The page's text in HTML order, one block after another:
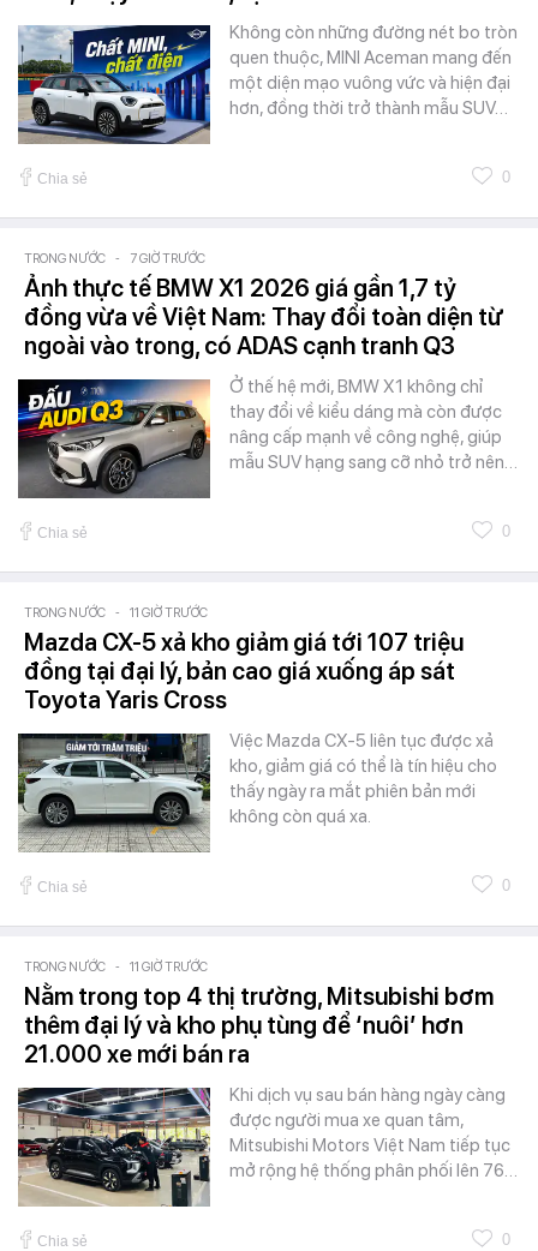
Không còn những đường nét bo tròn
quen thuộc, MINI Aceman mang đến
một diện mạo vuông vức và hiện đại
hơn, đồng thời trở thành mẫu SUV…
Chia sẻ 0
TRONG NƯỚC - 7 GIỜ TRƯỚC
Ảnh thực tế BMW X1 2026 giá gần 1,7 tỷ
đồng vừa về Việt Nam: Thay đổi toàn diện từ
ngoài vào trong, có ADAS cạnh tranh Q3
Ở thế hệ mới, BMW X1 không chỉ
thay đổi về kiểu dáng mà còn được
nâng cấp mạnh về công nghệ, giúp
mẫu SUV hạng sang cỡ nhỏ trở nên…
Chia sẻ 0
TRONG NƯỚC - 11 GIỜ TRƯỚC
Mazda CX-5 xả kho giảm giá tới 107 triệu
đồng tại đại lý, bản cao giá xuống áp sát
Toyota Yaris Cross
Việc Mazda CX-5 liên tục được xả
kho, giảm giá có thể là tín hiệu cho
thấy ngày ra mắt phiên bản mới
không còn quá xa.
Chia sẻ 0
TRONG NƯỚC - 11 GIỜ TRƯỚC
Nằm trong top 4 thị trường, Mitsubishi bơm
thêm đại lý và kho phụ tùng để ‘nuôi’ hơn
21.000 xe mới bán ra
Khi dịch vụ sau bán hàng ngày càng
được người mua xe quan tâm,
Mitsubishi Motors Việt Nam tiếp tục
mở rộng hệ thống phân phối lên 76…
Chia sẻ 0